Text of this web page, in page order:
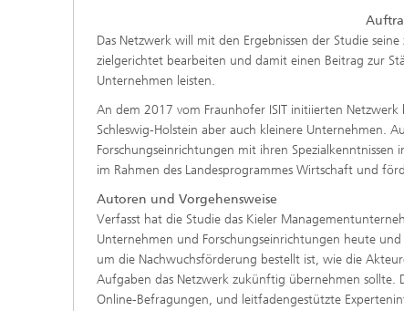
Das Netzwerk will mit den Ergebnissen der Studie
zielgerichtet bearbeiten und damit einen Beitrag zur
Unternehmen leisten.
An dem 2017 vom Fraunhofer ISIT initiierten
Schleswig-Holstein aber auch kleinere Unternehmen.
Forschungseinrichtungen mit ihren
im Rahmen des Landesprogrammes Wirtschaft und
Autoren und Vorgehensweise
Verfasst hat die Studie das Kieler
Unternehmen und Forschungseinrichtungen heute
um die Nachwuchsförderung bestellt ist, wie die
Aufgaben das Netzwerk zukünftig übernehmen sollte.
Online-Befragungen, und leitfadengestützte